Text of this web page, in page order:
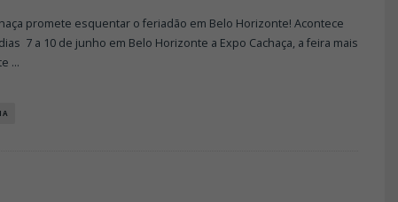
promete esquentar o feriadão em Belo Horizonte! Acontece
7 a 10 de junho em Belo Horizonte a Expo Cachaça, a feira mais
...